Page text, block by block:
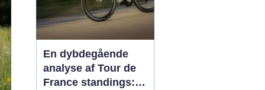
En dybdegående
analyse af Tour de
France standings: